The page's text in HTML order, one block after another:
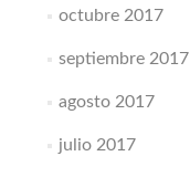
octubre 2017
septiembre 2017
agosto 2017
julio 2017